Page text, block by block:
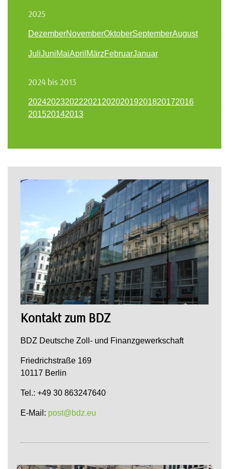
2025
DezemberNovemberOktoberSeptemberAugust
JuliJuniMaiApril MärzFebruarJanuar
2024 bis 2013
202420232022202120202019201820172016
201520142013
Kontakt zum BDZ
BDZ Deutsche Zoll- und Finanzgewerkschaft
Friedrichstraße 169
10117 Berlin
Tel.: +49 30 863247640
E-Mail: post@bdz.eu